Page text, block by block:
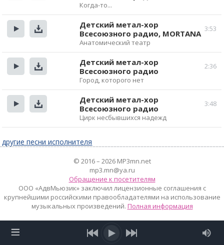
Когда-то...
3:53
Детский метал-хор
Всесоюзного радио, MORTANA
Анатомический театр
2:36
Детский метал-хор
Всесоюзного радио
Город, которого нет
3:48
Детский метал-хор
Всесоюзного радио
Цирк несбывшихся надежд
другие песни исполнителя
© 2016 – 2026 MP3mn.net
mp3.mn@ya.ru
Обращение к посетителям
ООО «АдвМьюзик» заключил лицензионные соглашения с
крупнейшими российскими правообладателями на использование
музыкальных произведений. Полная информация